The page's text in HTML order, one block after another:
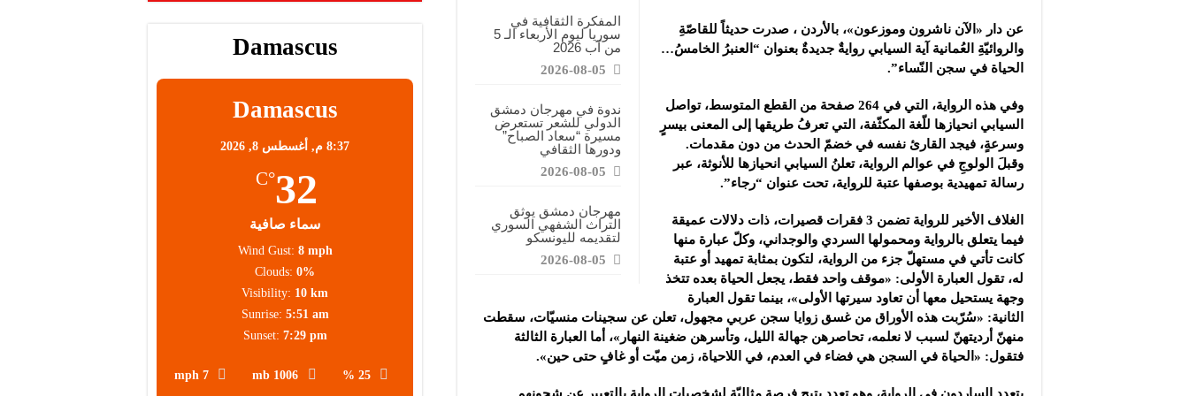
مجموعة “العملاق” الصناعية: نسعى لتعزيز حضور منتجاتنا في السوق السورية وتقديم منتجات ذات قيمة وجودة عالية
شركة “دلجين قلب الحياة”: معرض كيم إكسبو فرصة للتعريف بالمنتجات الطبيعية والوصول إلى شريحة أوسع من العملاء
المفكرة الثقافية في
سوريا ليوم الأربعاء الـ 5
من آب 2026
2026-08-05
ندوة في مهرجان دمشق
الدولي للشعر تستعرض
مسيرة “سعاد الصباح”
ودورها الثقافي
2026-08-05
مهرجان دمشق يوثق
التراث الشفهي السوري
لتقديمه لليونسكو
2026-08-05
عن دار «الآن ناشرون وموزعون»، بالأردن ، صدرت حديثاً للقاصّةِ
والروائيّةِ العُمانية آية السيابي روايةٌ جديدةٌ بعنوان “العنبرُ الخامسُ…
الحياة في سجن النّساء”.
وفي هذه الرواية، التي في 264 صفحة من القطع المتوسط، تواصل
السيابي انحيازها للّغة المكثّفة، التي تعرفُ طريقها إلى المعنى بيسرٍ
وسرعةٍ، فيجد القارئ نفسه في خضمّ الحدث من دون مقدمات.
وقبلَ الولوجِ في عوالم الرواية، تعلنُ السيابي انحيازها للأنوثة، عبر
رسالة تمهيدية بوصفها عتبة للرواية، تحت عنوان “رجاء”.
الغلاف الأخير للرواية تضمن 3 فقرات قصيرات، ذات دلالات عميقة
فيما يتعلق بالرواية ومحمولها السردي والوجداني، وكلّ عبارة منها
كانت تأتي في مستهلّ جزء من الرواية، لتكون بمثابة تمهيد أو عتبة
له، تقول العبارة الأولى: «موقف واحد فقط، يجعل الحياة بعده تتخذ
وجهة يستحيل معها أن تعاود سيرتها الأولى»، بينما تقول العبارة
الثانية: «سُرّبت هذه الأوراق من غسق زوايا سجن عربي مجهول، تعلن عن سجينات منسيّات، سقطت
منهنّ أرديتهنّ لسبب لا نعلمه، تحاصرهن جهالة الليل، وتأسرهن ضغينة النهار»، أما العبارة الثالثة
فتقول: «الحياة في السجن هي فضاء في العدم، في اللاحياة، زمن ميّت أو غافٍ حتى حين».
Damascus
Damascus
8:37 م, أغسطس 8, 2026
32
°C
سماء صافية
25 %
1006 mb
7 mph
Wind Gust: 8 mph
Clouds: 0%
Visibility: 10 km
Sunrise: 5:51 am
Sunset: 7:29 pm